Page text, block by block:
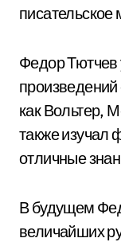
писательское
Федор Тютчев
произведений
как Вольтер,
также изучал
отличные
В будущем
величайших